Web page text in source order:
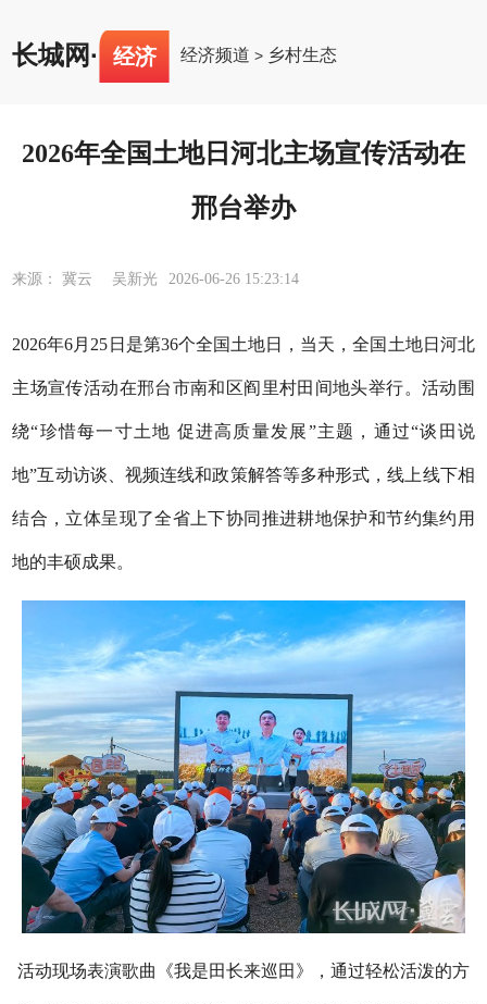
长城网· 经济 经济频道 > 乡村生态
2026年全国土地日河北主场宣传活动在
邢台举办
来源： 冀云 吴新光 2026-06-26 15:23:14
2026年6月25日是第36个全国土地日，当天，全国土地日河北
主场宣传活动在邢台市南和区阎里村田间地头举行。活动围
绕“珍惜每一寸土地 促进高质量发展”主题，通过“谈田说
地”互动访谈、视频连线和政策解答等多种形式，线上线下相
结合，立体呈现了全省上下协同推进耕地保护和节约集约用
地的丰硕成果。
活动现场表演歌曲《我是田长来巡田》，通过轻松活泼的方